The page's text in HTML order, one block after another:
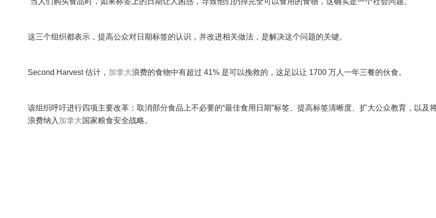
这三个组织都表示，提高公众对日期标签的认识，并改进相关做法，是解决这个问题的关键。
Second Harvest 估计， 加拿大浪费的食物中有超过 41% 是可以挽救的，这足以让 1700 万人一年三餐的伙食。
该组织呼吁进行四项主要改革：取消部分食品上不必要的“最佳食用日期”标签、提高标签清晰度、扩大公众教育，以及
浪费纳入 加拿大国家粮食安全战略。